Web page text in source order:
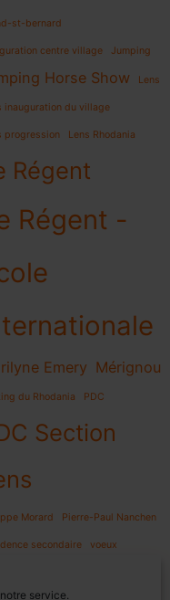
service.
st-bernard
centre village Jumping
Horse Show Lens
inauguration du village
progression Lens Rhodania
Régent
Régent -
Emery Mérignou
du Rhodania PDC
Section
Morard Pierre-Paul Nanchen
secondaire voeux